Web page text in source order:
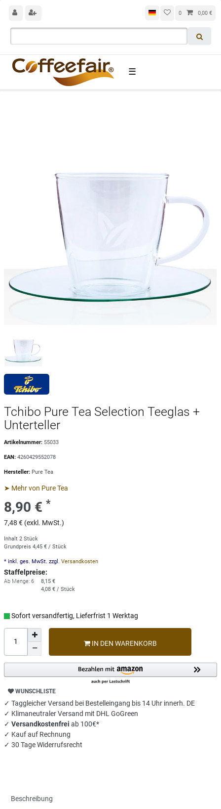
0 0,00 €
☰
Tchibo Pure Tea Selection Teeglas +
Unterteller
Artikelnummer: 55033
EAN: 4260429552078
Hersteller: Pure Tea
➤ Mehr von Pure Tea
8,90 € *
7,48 € (exkl. MwSt.)
Inhalt 2 Stück
Grundpreis 4,45 € / Stück
* inkl. ges. MwSt. zzgl. Versandkosten
Staffelpreise:
Ab Menge: 6
8,15 €
4,08 € / Stück
Sofort versandfertig, Lieferfrist 1 Werktag
IN DEN WARENKORB
WUNSCHLISTE
✓ Taggleicher Versand bei Bestelleingang bis 14 Uhr innerh. DE
✓ Klimaneutraler Versand mit DHL GoGreen
✓ Versandkostenfrei ab 100€*
✓ Kauf auf Rechnung
✓ 30 Tage Widerrufsrecht
Beschreibung